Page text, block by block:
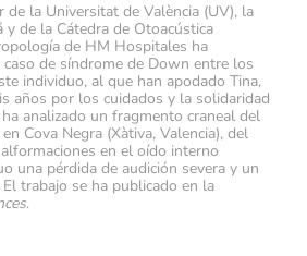
de la Universitat de València (UV), la
y de la Cátedra de Otoacústica
de HM Hospitales ha
de síndrome de Down entre los
individuo, al que han apodado Tina,
años por los cuidados y la solidaridad
analizado un fragmento craneal del
Cova Negra (Xàtiva, Valencia), del
en el oído interno
una pérdida de audición severa y un
trabajo se ha publicado en la
.